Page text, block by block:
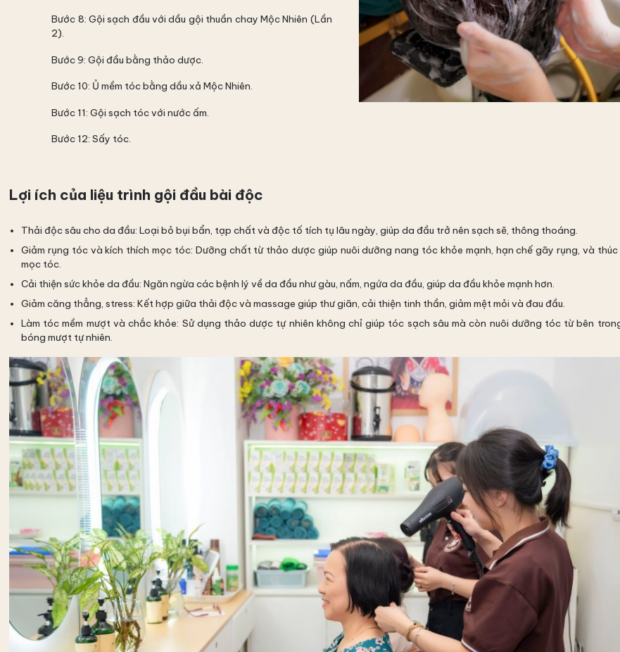
Bước 8: Gội sạch đầu với dầu gội thuần chay Mộc Nhiên (Lần
2).
Bước 9: Gội đầu bằng thảo dược.
Bước 10: Ủ mềm tóc bằng dầu xả Mộc Nhiên.
Bước 11: Gội sạch tóc với nước ấm.
Bước 12: Sấy tóc.
Lợi ích của liệu trình gội đầu bài độc
Thải độc sâu cho da đầu: Loại bỏ bụi bẩn, tạp chất và độc tố tích tụ lâu ngày, giúp da đầu trở nên sạch sẽ, thông thoáng.
Giảm rụng tóc và kích thích mọc tóc: Dưỡng chất từ thảo dược giúp nuôi dưỡng nang tóc khỏe mạnh, hạn chế gãy rụng, và
mọc tóc.
Cải thiện sức khỏe da đầu: Ngăn ngừa các bệnh lý về da đầu như gàu, nấm, ngứa da đầu, giúp da đầu khỏe mạnh hơn.
Giảm căng thẳng, stress: Kết hợp giữa thải độc và massage giúp thư giãn, cải thiện tinh thần, giảm mệt mỏi và đau đầu.
Làm tóc mềm mượt và chắc khỏe: Sử dụng thảo dược tự nhiên không chỉ giúp tóc sạch sâu mà còn nuôi dưỡng tóc từ bên
bóng mượt tự nhiên.